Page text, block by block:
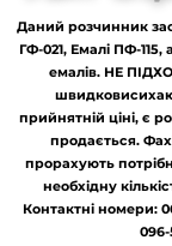
Даний розчинник
ГФ-021, Емалі ПФ-
емалів. НЕ
прийнятній ціні, є
продається.
прорахують
необхідну
Контактні номери:
096-